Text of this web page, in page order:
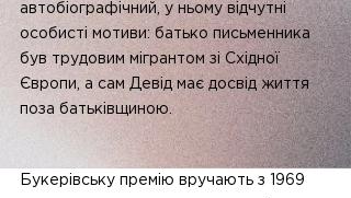
автобіографічний, у ньому відчутні
особисті мотиви: батько письменника
був трудовим мігрантом зі Східної
Європи, а сам Девід має досвід життя
поза батьківщиною.
Букерівську премію вручають з 1969